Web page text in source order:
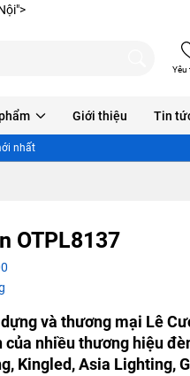
Yêu
Giới thiệu Tin
nhất
OTPL8137
và thương mại Lê
của nhiều thương hiệu
Kingled, Asia Lighting,